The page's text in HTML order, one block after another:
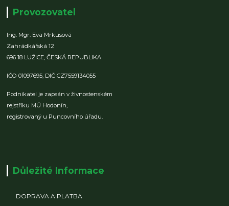
Provozovatel
Ing. Mgr. Eva Mrkusová
Zahrádkářská 12
696 18 LUŽICE,ČESKÁ REPUBLIKA
IČO 01097695, DIČ CZ7559134055
Podnikatel je zapsán v živnostenském
rejstříku MÚ Hodonín,
registrovaný u Puncovního úřadu.
Důležité Informace
DOPRAVA A PLATBA